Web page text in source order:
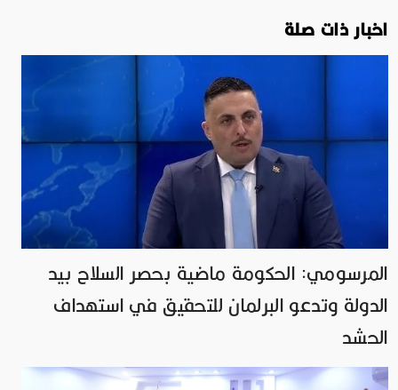
اخبار ذات صلة
المرسومي: الحكومة ماضية بحصر السلاح بيد
الدولة وتدعو البرلمان للتحقيق في استهداف
الحشد